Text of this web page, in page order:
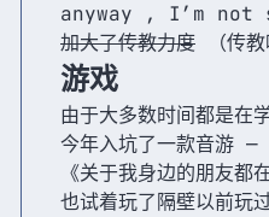
anyway , I’m not
加大了传教力度 （传教
游戏
由于大多数时间都是在
今年入坑了一款音游 —
《关于我身边的朋友
也试着玩了隔壁以前玩